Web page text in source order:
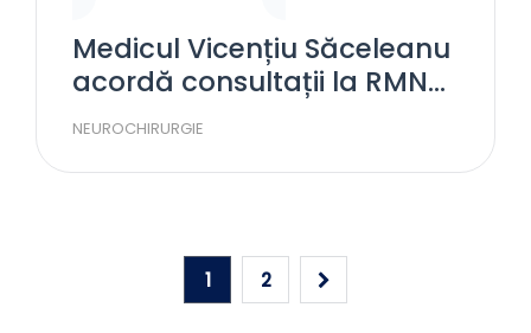
Medicul Vicențiu Săceleanu
acordă consultații la RMN
Diagnostica Brașov
NEUROCHIRURGIE
1 2